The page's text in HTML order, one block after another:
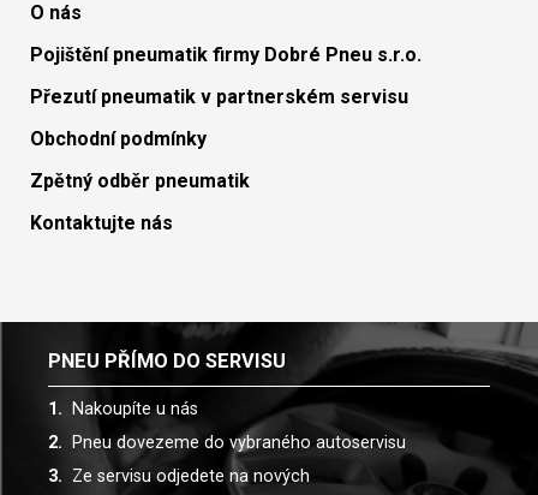
O nás
Pojištění pneumatik firmy Dobré Pneu s.r.o.
Přezutí pneumatik v partnerském servisu
Obchodní podmínky
Zpětný odběr pneumatik
Kontaktujte nás
PNEU PŘÍMO DO SERVISU
Nakoupíte u nás
Pneu dovezeme do vybraného autoservisu
Ze servisu odjedete na nových